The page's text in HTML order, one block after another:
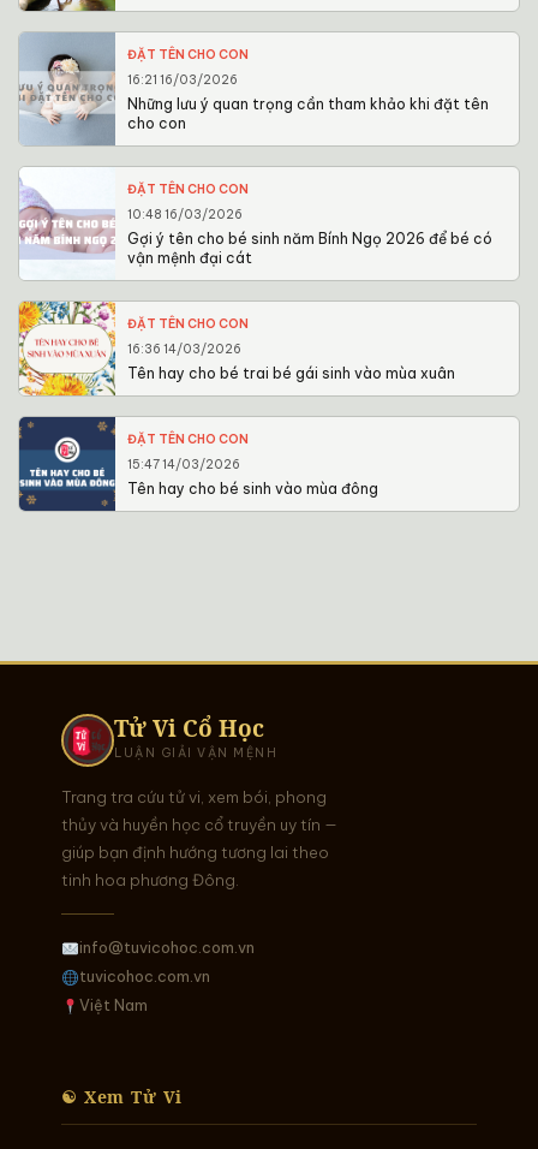
ĐẶT TÊN CHO CON
16:21 16/03/2026
Những lưu ý quan trọng cần tham khảo khi đặt tên
cho con
ĐẶT TÊN CHO CON
10:48 16/03/2026
Gợi ý tên cho bé sinh năm Bính Ngọ 2026 để bé có
vận mệnh đại cát
ĐẶT TÊN CHO CON
16:36 14/03/2026
Tên hay cho bé trai bé gái sinh vào mùa xuân
ĐẶT TÊN CHO CON
15:47 14/03/2026
Tên hay cho bé sinh vào mùa đông
Tử Vi Cổ Học
LUẬN GIẢI VẬN MỆNH
Trang tra cứu tử vi, xem bói, phong
thủy và huyền học cổ truyền uy tín —
giúp bạn định hướng tương lai theo
tinh hoa phương Đông.
info@tuvicohoc.com.vn
tuvicohoc.com.vn
Việt Nam
☯ Xem Tử Vi